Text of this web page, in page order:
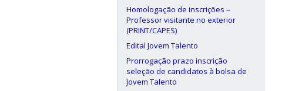
Homologação de inscrições –
Professor visitante no exterior
(PRINT/CAPES)
Edital Jovem Talento
Prorrogação prazo inscrição
seleção de candidatos à bolsa de
Jovem Talento